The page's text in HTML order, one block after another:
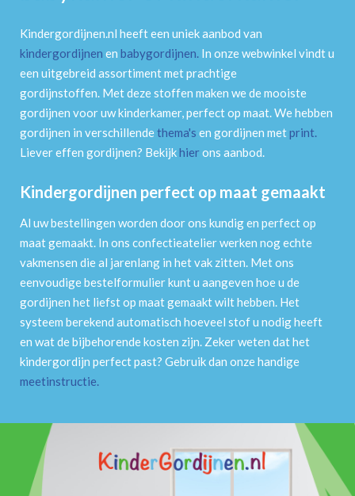
Kindergordijnen.nl heeft een uniek aanbod van
kindergordijnen en babygordijnen. In onze webwinkel vindt u
een uitgebreid assortiment met prachtige
gordijnstoffen. Met deze stoffen maken we de mooiste
gordijnen voor uw kinderkamer, perfect op maat. We hebben
gordijnen in verschillendethema's en gordijnen metprint.
Liever effen gordijnen? Bekijkhierons aanbod.
Kindergordijnen perfect op maat gemaakt
Al uw bestellingen worden door ons kundig en perfect op
maat gemaakt. In ons confectieatelier werken nog echte
vakmensen die al jarenlang in het vak zitten. Met ons
eenvoudige bestelformulier kunt u aangeven hoe u de
gordijnen het liefst op maat gemaakt wilt hebben. Het
systeem berekend automatisch hoeveel stof u nodig heeft
en wat de bijbehorende kosten zijn. Zeker weten dat het
kindergordijn perfect past? Gebruik dan onze handige
meetinstructie.